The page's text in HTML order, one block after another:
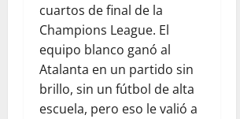
cuartos de final de la
Champions League. El
equipo blanco ganó al
Atalanta en un partido sin
brillo, sin un fútbol de alta
escuela, pero eso le valió a